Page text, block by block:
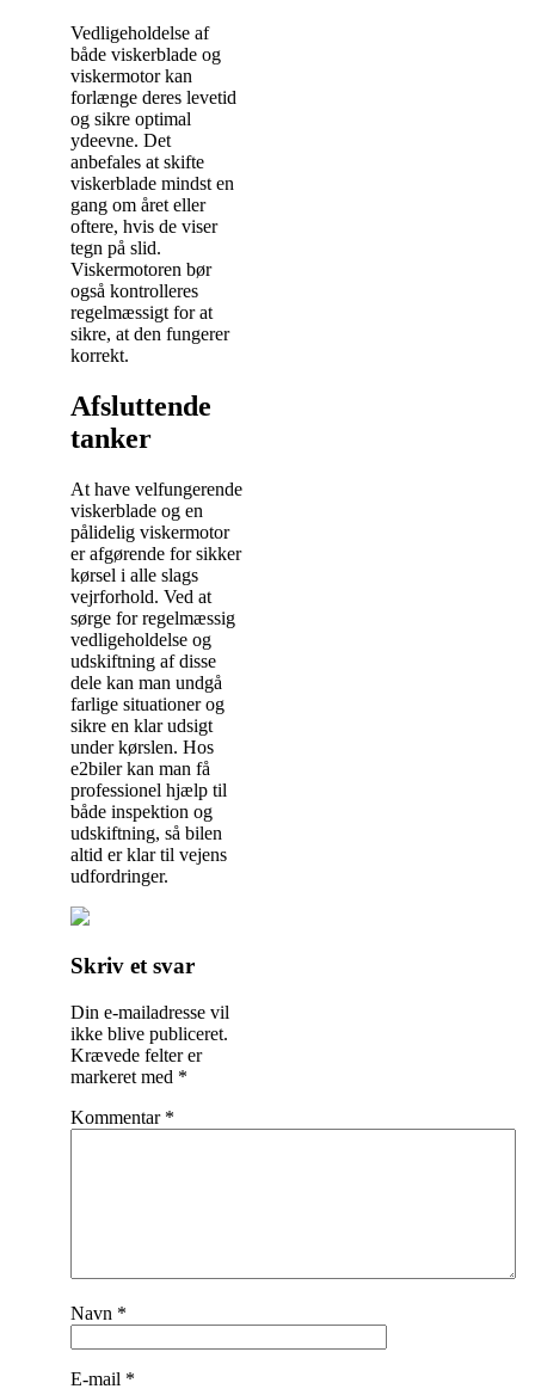
Vedligeholdelse af
både viskerblade og
viskermotor kan
forlænge deres levetid
og sikre optimal
ydeevne. Det
anbefales at skifte
viskerblade mindst en
gang om året eller
oftere, hvis de viser
tegn på slid.
Viskermotoren bør
også kontrolleres
regelmæssigt for at
sikre, at den fungerer
korrekt.
Afsluttende
tanker
At have velfungerende
viskerblade og en
pålidelig viskermotor
er afgørende for sikker
kørsel i alle slags
vejrforhold. Ved at
sørge for regelmæssig
vedligeholdelse og
udskiftning af disse
dele kan man undgå
farlige situationer og
sikre en klar udsigt
under kørslen. Hos
e2biler kan man få
professionel hjælp til
både inspektion og
udskiftning, så bilen
altid er klar til vejens
udfordringer.
Indlægsnavigation
Skriv et svar
Din e-mailadresse vil
ikke blive publiceret.
Krævede felter er
markeret med *
Kommentar *
Navn *
E-mail *